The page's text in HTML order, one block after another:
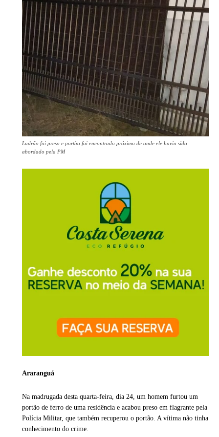
Ladrão foi preso e portão foi encontrado próximo de onde ele havia sido
abordado pela PM
Araranguá
Na madrugada desta quarta-feira, dia 24, um homem furtou um
portão de ferro de uma residência e acabou preso em flagrante pela
Polícia Militar, que também recuperou o portão. A vítima não tinha
conhecimento do crime.